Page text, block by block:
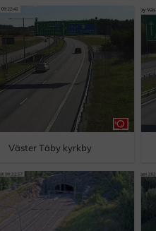
Väster Täby kyrkby